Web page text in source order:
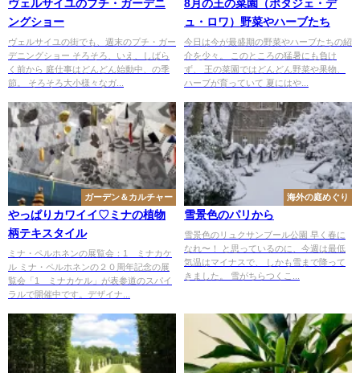
ヴェルサイユのプチ・ガーデニ
ングショー
ヴェルサイユの街でも、週末のプチ・ガー
デニングショー そろそろ、いえ、しばら
く前から 庭仕事はどんどん始動中、の季
節。 そろそろ大小様々なガ...
8月の王の菜園（ポタジェ・デ
ュ・ロワ）野菜やハーブたち
今日は今が最盛期の野菜やハーブたちの紹
介を少々。 このところの猛暑にも負け
ず、 王の菜園ではどんどん野菜や果物、
ハーブが育っていて 夏にはや...
ガーデン＆カルチャー
やっぱりカワイイ♡ミナの植物
柄テキスタイル
ミナ・ペルホネンの展覧会：1∞ミナカケ
ル ミナ・ペルホネンの２０周年記念の展
覧会「1∞ミナカケル」が表参道のスパイ
ラルで開催中です。デザイナ...
海外の庭めぐり
雪景色のパリから
雪景色のリュクサンブール公園 早く春に
なれ〜！ と思っているのに、今週は最低
気温はマイナスで、 しかも雪まで降って
きました。 雪がちらつくこ...